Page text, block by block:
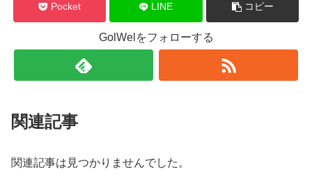
Pocket LINE コピー
GolWelをフォローする
関連記事
関連記事は見つかりませんでした。